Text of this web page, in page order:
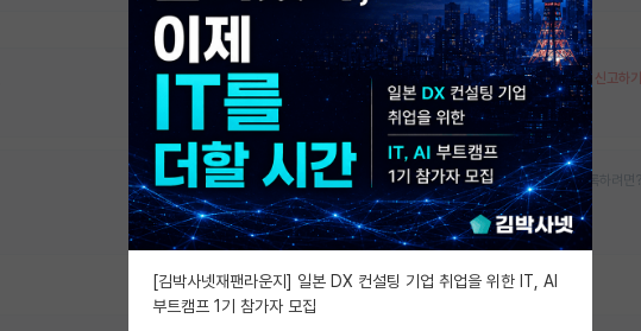
오픈랩 정보 오류 신고하기
대학원생, 박사후연구원, 학부생인턴 모집여부를 등록하려면?
[김박사넷재팬라운지] 일본 DX 컨설팅 기업 취업을 위한 IT, AI
부트캠프 1기 참가자 모집